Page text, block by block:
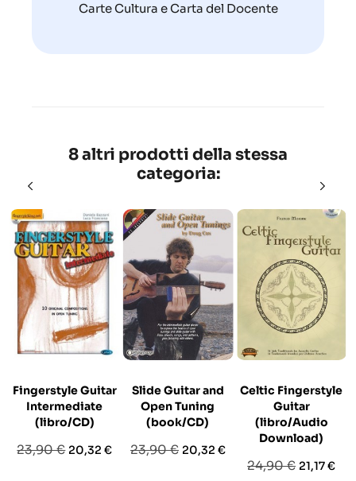
Carte Cultura e Carta del Docente
8 altri prodotti della stessa
categoria:
Fingerstyle Guitar
Intermediate
(libro/CD)
Prezzo
23,90 € Prezzo
20,32 €
Slide Guitar and
Open Tuning
(book/CD)
Prezzo
23,90 € Prezzo
20,32 €
Celtic Fingerstyle
Guitar
(libro/Audio
Download)
Prezzo
24,90 € Prezzo
21,17 €